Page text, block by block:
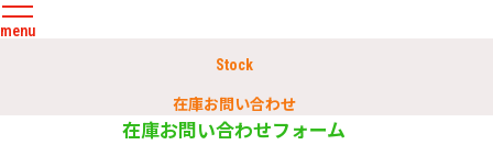
menu
在庫お問い合わせ
Stock
在庫お問い合わせフォーム